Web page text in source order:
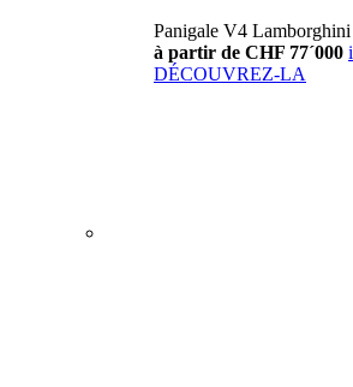
Panigale V4 Lamborghini
à partir de CHF 77´000 i
DÉCOUVREZ-LA